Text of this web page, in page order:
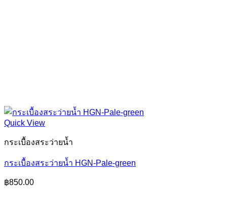
Quick View
กระเบื้องสระว่ายน้ำ
กระเบื้องสระว่ายน้ำ HGN-Pale-green
฿850.00